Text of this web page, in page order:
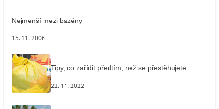
Nejmenší mezi bazény
15. 11. 2006
Tipy, co zařídit předtím, než se přestěhujete
22. 11. 2022